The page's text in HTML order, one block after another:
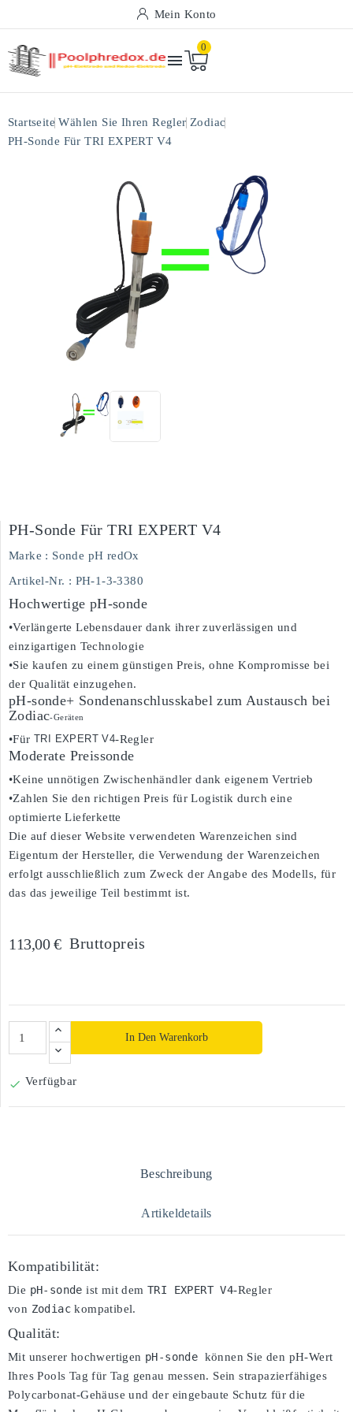
Mein Konto

0
Startseite Wählen Sie Ihren Regler Zodiac
PH-Sonde Für TRI EXPERT V4
PH-Sonde Für TRI EXPERT V4
Marke : Sonde pH redOx
Artikel-Nr. : PH-1-3-3380
Hochwertige pH-sonde
•Verlängerte Lebensdauer dank ihrer zuverlässigen und
einzigartigen Technologie
•Sie kaufen zu einem günstigen Preis, ohne Kompromisse bei
der Qualität einzugehen.
pH-sonde+ Sondenanschlusskabel zum Austausch bei
Zodiac-Geräten
•Für TRI EXPERT V4-Regler
Moderate Preissonde
•Keine unnötigen Zwischenhändler dank eigenem Vertrieb
•Zahlen Sie den richtigen Preis für Logistik durch eine
optimierte Lieferkette
Die auf dieser Website verwendeten Warenzeichen sind
Eigentum der Hersteller, die Verwendung der Warenzeichen
erfolgt ausschließlich zum Zweck der Angabe des Modells, für
das das jeweilige Teil bestimmt ist.
113,00 € Bruttopreis
In Den Warenkorb
 Verfügbar
Beschreibung
Artikeldetails
Kompatibilität:
Die pH-sonde ist mit demTRI EXPERT V4-Regler
von Zodiac kompatibel.
Qualität:
Mit unserer hochwertigen pH-sonde können Sie den pH-Wert
Ihres Pools Tag für Tag genau messen. Sein strapazierfähiges
Polycarbonat-Gehäuse und der eingebaute Schutz für die